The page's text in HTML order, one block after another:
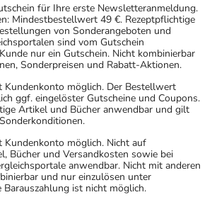
für Ihre erste Newsletteranmeldung.
Mindestbestellwert 49 €. Rezeptpflichtige
von Sonderangeboten und
sind vom Gutschein
nur ein Gutschein. Nicht kombinierbar
Sonderpreisen und Rabatt-Aktionen.
Kundenkonto möglich. Der Bestellwert
ggf. eingelöster Gutscheine und Coupons.
Artikel und Bücher anwendbar und gilt
möglich. Nicht auf
Bücher und Versandkosten sowie bei
anwendbar. Nicht mit anderen
und nur einzulösen unter
Barauszahlung ist nicht möglich.